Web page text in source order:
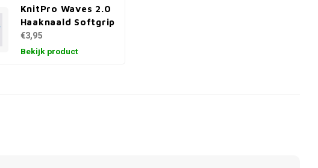
KnitPro Waves 2.0
Haaknaald Softgrip
€3,95
Bekijk product